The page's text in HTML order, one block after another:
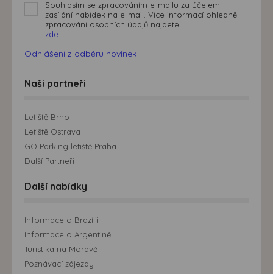
Souhlasím se zpracováním e-mailu za účelem
zasílání nabídek na e-mail. Více informací ohledně
zpracování osobních údajů najdete
zde.
Odhlášení z odběru novinek
Naši partneři
Letiště Brno
Letiště Ostrava
GO Parking letiště Praha
Další Partneři
Další nabídky
Informace o Brazílii
Informace o Argentině
Turistika na Moravě
Poznávací zájezdy